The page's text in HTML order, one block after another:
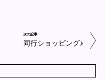
次の記事
同行ショッピング♪